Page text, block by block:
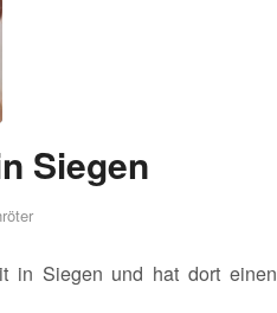
Siegen
in Siegen und hat dort einen